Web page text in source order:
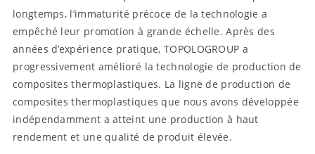
longtemps, l’immaturité précoce de la technologie a
empêché leur promotion à grande échelle. Après des
années d’expérience pratique, TOPOLOGROUP a
progressivement amélioré la technologie de production de
composites thermoplastiques. La ligne de production de
composites thermoplastiques que nous avons développée
indépendamment a atteint une production à haut
rendement et une qualité de produit élevée.